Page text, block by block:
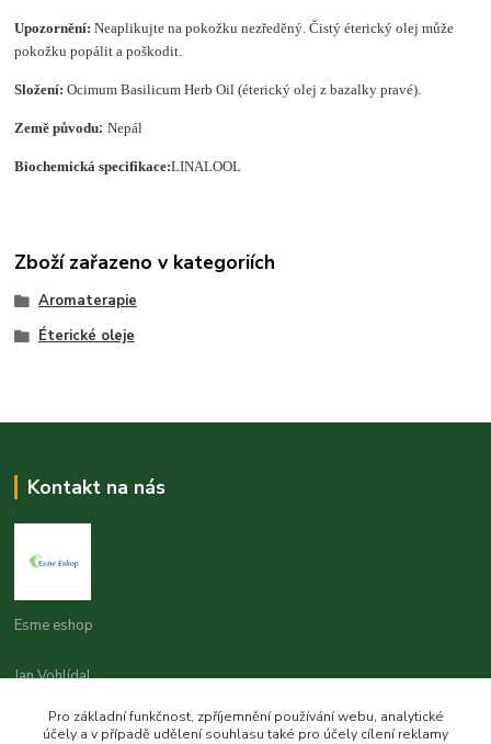
Upozornění: Neaplikujte na pokožku nezředěný. Čistý éterický olej může
pokožku popálit a poškodit.
Složení:Ocimum Basilicum Herb Oil (éterický olej z bazalky pravé).
Země původu:Nepál
Biochemická specifikace:LINALOOL
Zboží zařazeno v kategoriích
Aromaterapie
Éterické oleje
Kontakt na nás
Esme eshop
Jan Vohlídal
8,00 - 20,00
Pro základní funkčnost, zpříjemnění používání webu, analytické
účely a v případě udělení souhlasu také pro účely cílení reklamy